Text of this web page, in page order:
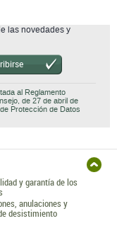
las novedades y
al Reglamento
de 27 de abril de
Protección de Datos
y garantía de los
anulaciones y
desistimiento